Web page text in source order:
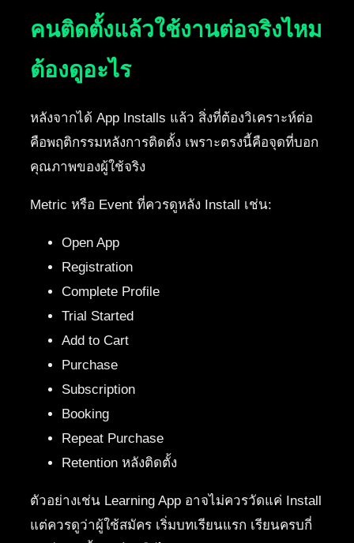
คนติดตั้งแล้วใช้งานต่อจริงไหม
ต้องดูอะไร
หลังจากได้ App Installs แล้ว สิ่งที่ต้องวิเคราะห์ต่อ
คือพฤติกรรมหลังการติดตั้ง เพราะตรงนี้คือจุดที่บอก
คุณภาพของผู้ใช้จริง
Metric หรือ Event ที่ควรดูหลัง Install เช่น:
Open App
Registration
Complete Profile
Trial Started
Add to Cart
Purchase
Subscription
Booking
Repeat Purchase
Retention หลังติดตั้ง
ตัวอย่างเช่น Learning App อาจไม่ควรวัดแค่ Install
แต่ควรดูว่าผู้ใช้สมัคร เริ่มบทเรียนแรก เรียนครบกี่